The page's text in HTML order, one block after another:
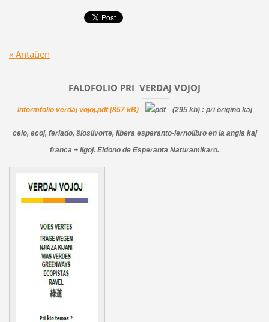
« Antaŭen
FALDFOLIO PRI VERDAJ VOJOJ
Informfolio verdaj vojoj.pdf (857 kB) (295 kb) : pri origino kaj
celo, ecoj, feriado, ŝlosilvorte, libera esperanto-lernolibro en la angla kaj
franca + ligoj. Eldono de Esperanta Naturamikaro.